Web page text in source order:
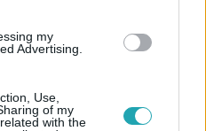
my
Advertising.
Use,
of my
with the